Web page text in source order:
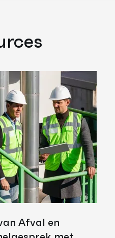
Afval en